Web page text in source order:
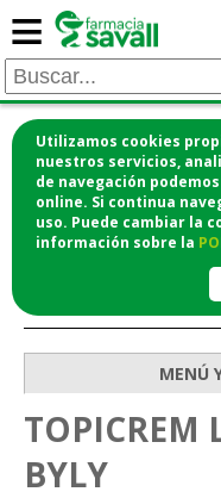
Utilizamos cookies
nuestros servicios,
de navegación
online. Si continua
uso. Puede cambiar la
información sobre la
≡
¡COMPRA
EN
o si lo
MENÚ
TOPICREM
BYLY